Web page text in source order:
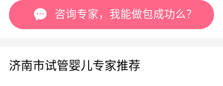
咨询专家，我能做包成功么？
济南市试管婴儿专家推荐